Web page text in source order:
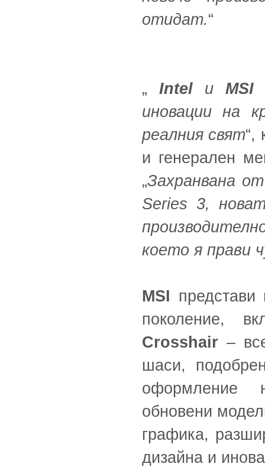
отидат.“
„ Intelи MSI
иновации на
реалния свят“,
и генерален
„Захранвана
Series 3,
което я прави
MSI
поколение,
Crosshair –
шаси,
оформление
обновени
графика,
дизайна и